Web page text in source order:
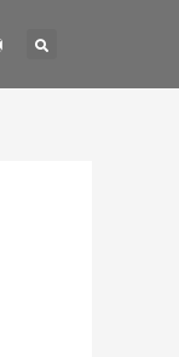
Search